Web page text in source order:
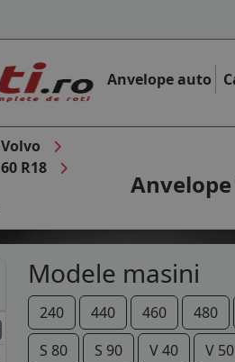
Anvelope auto
R18
Anvelope
Modele masini
240 440 460 480
S 80
S 90 V 40 V 50